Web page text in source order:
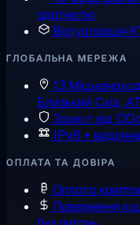
здатністю
Віртуалізація
ГЛОБАЛЬНА МЕРЕЖА
13
Близький Схід,
Захист від
IPv6 +
ОПЛАТА ТА ДОВІРА
Оплата
Повернення